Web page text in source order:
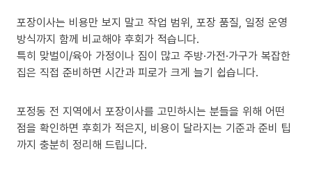
포장이사는 비용만 보지 말고 작업 범위, 포장 품질, 일정 운영
방식까지 함께 비교해야 후회가 적습니다.
특히 맞벌이/육아 가정이나 짐이 많고 주방·가전·가구가 복잡한
집은 직접 준비하면 시간과 피로가 크게 늘기 쉽습니다.
포정동 전 지역에서 포장이사를 고민하시는 분들을 위해 어떤
점을 확인하면 후회가 적은지, 비용이 달라지는 기준과 준비 팁
까지 충분히 정리해 드립니다.